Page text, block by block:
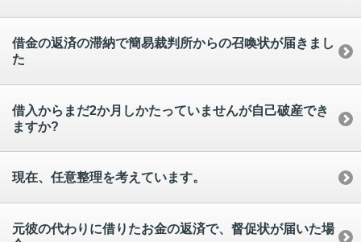
借金の返済の滞納で簡易裁判所からの召喚状が届きまし
た
借入からまだ2か月しかたっていませんが自己破産でき
ますか?
現在、任意整理を考えています。
元彼の代わりに借りたお金の返済で、督促状が届いた場